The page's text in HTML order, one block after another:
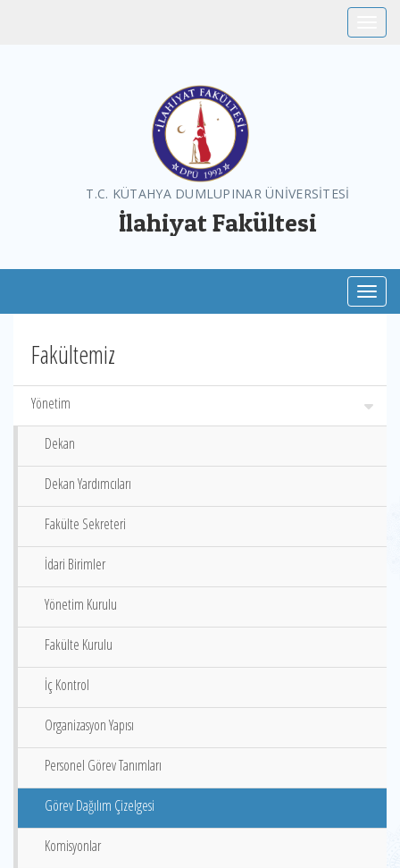
T.C. KÜTAHYA DUMLUPINAR ÜNİVERSİTESİ
İlahiyat Fakültesi
Fakültemiz
Yönetim
Dekan
Dekan Yardımcıları
Fakülte Sekreteri
İdari Birimler
Yönetim Kurulu
Fakülte Kurulu
İç Kontrol
Organizasyon Yapısı
Personel Görev Tanımları
Görev Dağılım Çizelgesi
Komisyonlar